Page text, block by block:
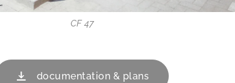
CF 47
documentation & plans